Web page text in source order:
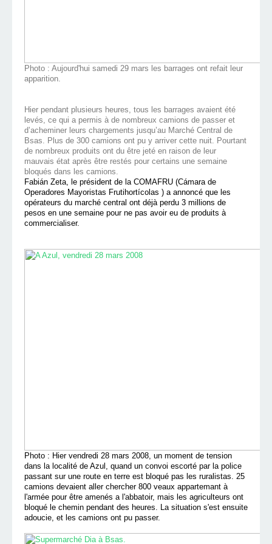
Photo : Aujourd'hui samedi 29 mars les barrages ont refait leur
apparition.
Hier pendant plusieurs heures, tous les barrages avaient été
levés, ce qui a permis à de nombreux camions de passer et
d’acheminer leurs chargements jusqu’au Marché Central de
Bsas. Plus de 300 camions ont pu y arriver cette nuit. Pourtant
de nombreux produits ont du être jeté en raison de leur
mauvais état après être restés pour certains une semaine
bloqués dans les camions.
Fabián Zeta, le président de la COMAFRU (Cámara de
Operadores Mayoristas Frutihortícolas ) a annoncé que les
opérateurs du marché central ont déjà perdu 3 millions de
pesos en une semaine pour ne pas avoir eu de produits à
commercialiser.
Photo : Hier vendredi 28 mars 2008, un moment de tension
dans la localité de Azul, quand un convoi escorté par la police
passant sur une route en terre est bloqué pas les ruralistas. 25
camions devaient aller chercher 800 veaux appartemant à
l'armée pour être amenés a l'abbatoir, mais les agriculteurs ont
bloqué le chemin pendant des heures. La situation s'est ensuite
adoucie, et les camions ont pu passer.